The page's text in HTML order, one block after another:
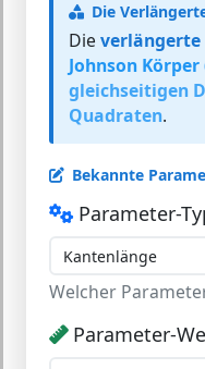
Die
Die verlängerte
Johnson Körper
gleichseitigen
Quadraten.
Bekannte
Parameter-
Welcher
Parameter-